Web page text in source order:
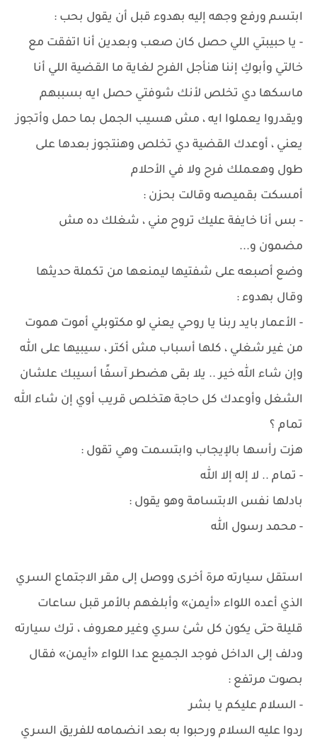
ابتسم ورفع وجهه إليه بهدوء قبل أن يقول بحب :
- يا حبيبتي اللي حصل كان صعب وبعدين أنا اتفقت مع
خالتي وأبوكِ إننا هنأجل الفرح لغاية ما القضية اللي أنا
ماسكها دي تخلص لأنك شوفتي حصل ايه بسببهم
ويقدروا يعملوا ايه ، مش هسيب الجمل بما حمل وأتجوز
يعني ، أوعدك القضية دي تخلص وهنتجوز بعدها على
طول وهعملك فرح ولا في الأحلام
أمسكت بقميصه وقالت بحزن :
- بس أنا خايفة عليك تروح مني ، شغلك ده مش
مضمون و...
وضع أصبعه على شفتيها ليمنعها من تكملة حديثها
وقال بهدوء :
- الأعمار بايد ربنا يا روحي يعني لو مكتوبلي أموت هموت
من غير شغلي ، كلها أسباب مش أكتر ، سيبيها على الله
وإن شاء الله خير .. يلا بقى هضطر آسفًا أسيبك علشان
الشغل وأوعدك كل حاجة هتخلص قريب أوي إن شاء الله
تمام ؟
هزت رأسها بالإيجاب وابتسمت وهي تقول :
- تمام .. لا إله إلا الله
بادلها نفس الابتسامة وهو يقول :
- محمد رسول الله
استقل سيارته مرة أخرى ووصل إلى مقر الاجتماع السري
الذي أعده اللواء «أيمن» وأبلغهم بالأمر قبل ساعات
قليلة حتى يكون كل شئ سري وغير معروف ، ترك سيارته
ودلف إلى الداخل فوجد الجميع عدا اللواء «أيمن» فقال
بصوت مرتفع :
- السلام عليكم يا بشر
ردوا عليه السلام ورحبوا به بعد انضمامه للفريق السري